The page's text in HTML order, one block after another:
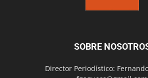
SOBRE
Director Periodístico: